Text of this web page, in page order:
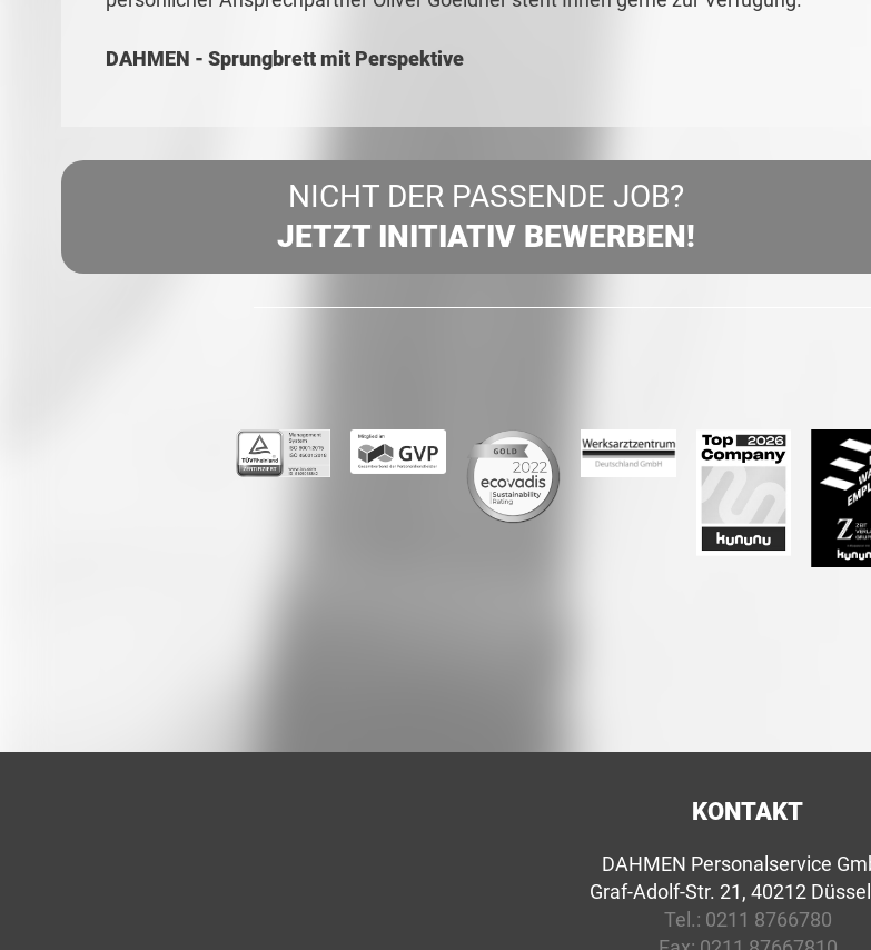
DAHMEN - Sprungbrett mit Perspektive
NICHT DER PASSENDE JOB?
JETZT INITIATIV BEWERBEN!
KONTAKT
DAHMEN Personalservice
Graf-Adolf-Str. 21, 40212
Tel.: 0211 8766780